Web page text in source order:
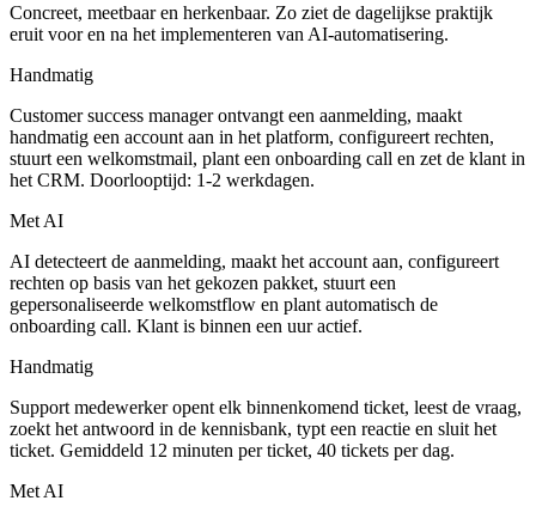
Concreet, meetbaar en herkenbaar. Zo ziet de dagelijkse praktijk
eruit voor en na het implementeren van AI-automatisering.
Handmatig
Customer success manager ontvangt een aanmelding, maakt
handmatig een account aan in het platform, configureert rechten,
stuurt een welkomstmail, plant een onboarding call en zet de klant in
het CRM. Doorlooptijd: 1-2 werkdagen.
Met AI
AI detecteert de aanmelding, maakt het account aan, configureert
rechten op basis van het gekozen pakket, stuurt een
gepersonaliseerde welkomstflow en plant automatisch de
onboarding call. Klant is binnen een uur actief.
Handmatig
Support medewerker opent elk binnenkomend ticket, leest de vraag,
zoekt het antwoord in de kennisbank, typt een reactie en sluit het
ticket. Gemiddeld 12 minuten per ticket, 40 tickets per dag.
Met AI